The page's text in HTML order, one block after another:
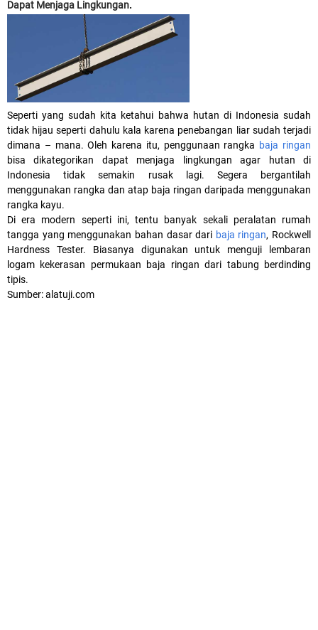
Dapat Menjaga Lingkungan.
Seperti yang sudah kita ketahui bahwa hutan di Indonesia sudah
tidak hijau seperti dahulu kala karena penebangan liar sudah terjadi
dimana – mana. Oleh karena itu, penggunaan rangka baja ringan
bisa dikategorikan dapat menjaga lingkungan agar hutan di
Indonesia tidak semakin rusak lagi. Segera bergantilah
menggunakan rangka dan atap baja ringan daripada menggunakan
rangka kayu.
Di era modern seperti ini, tentu banyak sekali peralatan rumah
tangga yang menggunakan bahan dasar dari baja ringan, Rockwell
Hardness Tester. Biasanya digunakan untuk menguji lembaran
logam kekerasan permukaan baja ringan dari tabung berdinding
tipis.
Sumber: alatuji.com